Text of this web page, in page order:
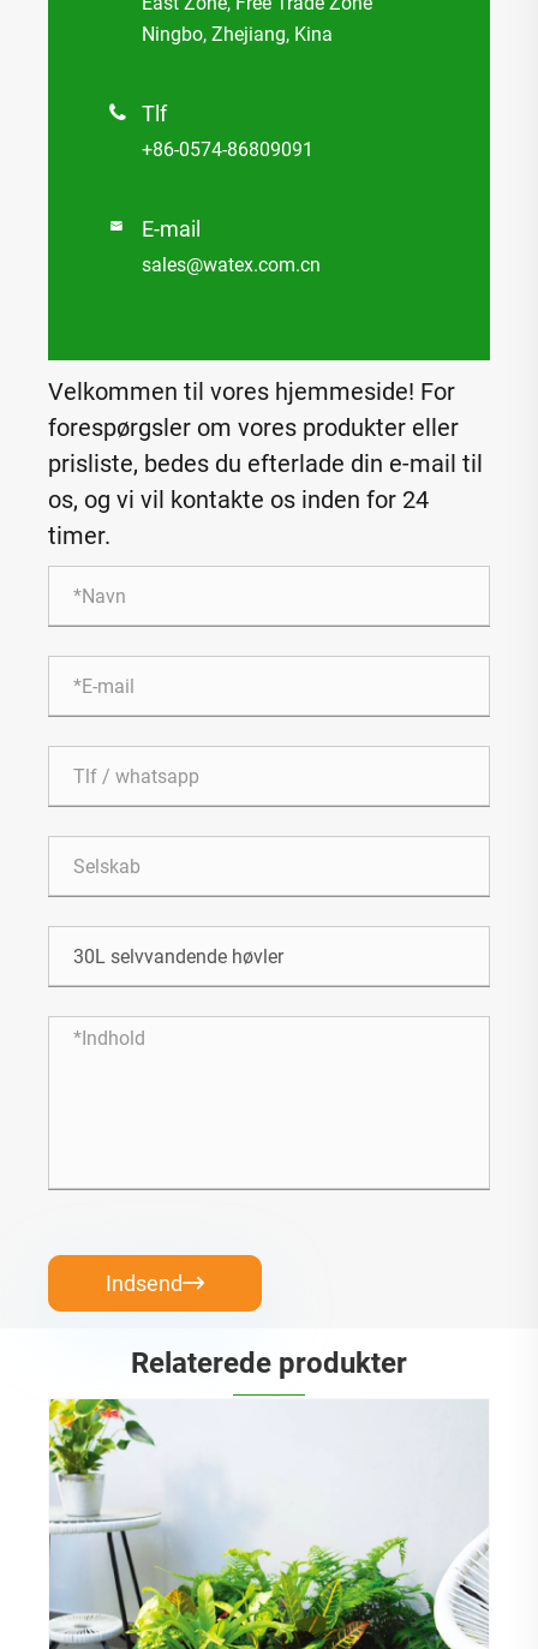
Ningbo, Zhejiang, Kina
 Tlf
+86-0574-86809091
 E-mail
sales@watex.com.cn
Velkommen til vores hjemmeside! For
forespørgsler om vores produkter eller
prisliste, bedes du efterlade din e-mail til
os, og vi vil kontakte os inden for 24
timer.
Indsend
Relaterede produkter